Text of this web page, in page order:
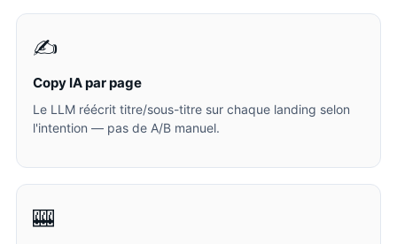
✍️
Copy IA par page
Le LLM réécrit titre/sous-titre sur chaque landing selon
l'intention — pas de A/B manuel.
🎰